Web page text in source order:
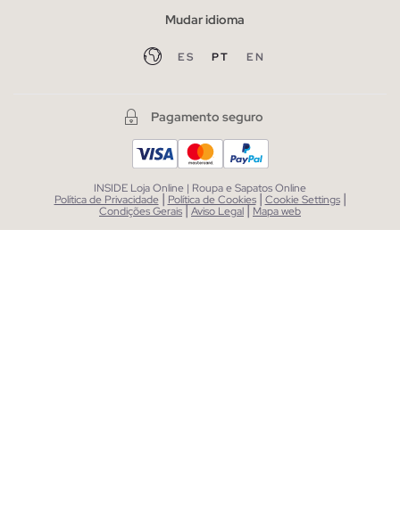
Mudar idioma
ES PT EN
Pagamento seguro
INSIDE Loja Online | Roupa e Sapatos Online
Política de Privacidade | Política de Cookies | Cookie Settings |
Condições Gerais|Aviso Legal| Mapa web